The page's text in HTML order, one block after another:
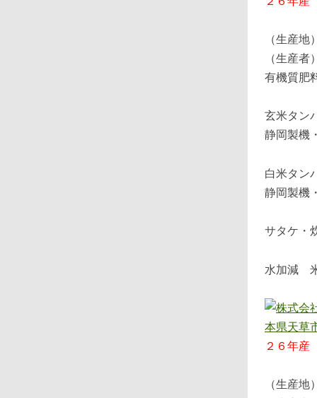
（生産
（生産
有機質肥
玄米タン
静岡製機
白米タ
静岡製機
サタケ・
水加減
２６年
（生産